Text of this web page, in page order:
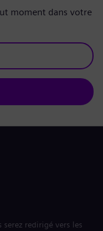
moment dans votre
serez redirigé vers les